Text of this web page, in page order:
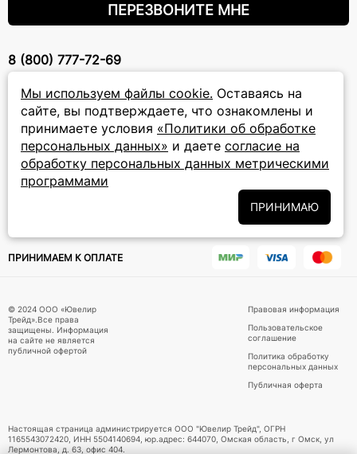
Мы используем файлы cookie. Оставаясь на
сайте, вы подтверждаете, что ознакомлены и
принимаете условия «Политики об обработке
персональных данных» и даете согласие на
обработку персональных данных метрическими
программами
ПРИНИМАЮ
ПЕРЕЗВОНИТЕ МНЕ
8 (800) 777-72-69
прием звонков: круглосуточно
ПОДПИСКА НА РАССЫЛКУ
Подписаться на новости
Подписываясь на рассылку, вы соглашаетесь с условиями
ПРИНИМАЕМ К ОПЛАТЕ
© 2024 ООО «Ювелир
Трейд».Все права
защищены. Информация
на сайте не является
публичной офертой
Правовая информация
Пользовательское
соглашение
Политика обработку
персональных данных
Публичная оферта
Настоящая страница администрируется ООО "Ювелир Трейд", ОГРН
1165543072420, ИНН 5504140694, юр.адрес: 644070, Омская область, г Омск, ул
Лермонтова, д. 63, офис 404.